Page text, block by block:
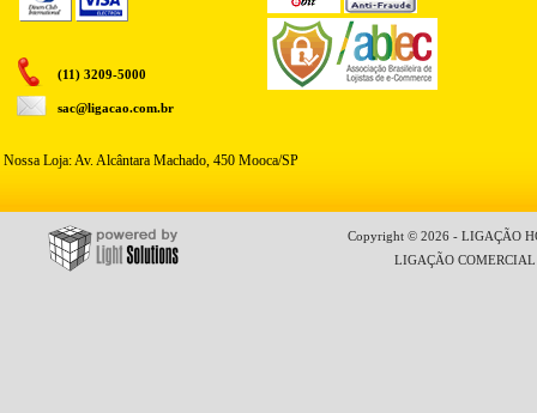
(11) 3209-5000
sac@ligacao.com.br
Nossa Loja: Av. Alcântara Machado, 450 Mooca/SP
Copyright © 2026 - LIGAÇÃO
LIGAÇÃO